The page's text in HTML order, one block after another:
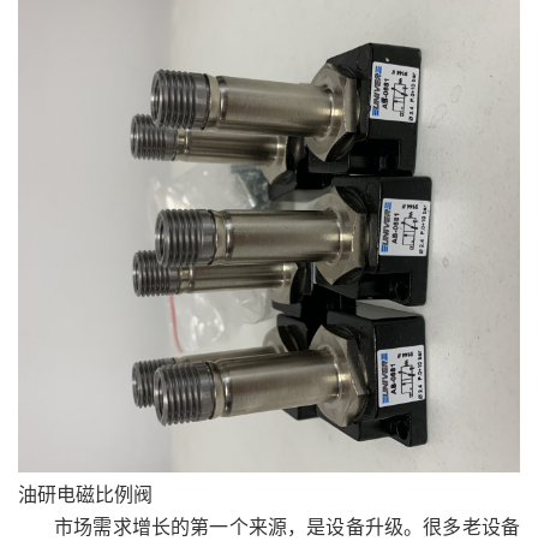
油研电磁比例阀
市场需求增长的第一个来源，是设备升级。很多老设备